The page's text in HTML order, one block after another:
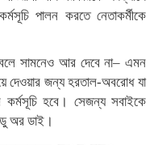
পালন করতে নেতাকর্মীকে
বলে সামনেও আর দেবে না– এমন
দেওয়ার জন্য হরতাল-অবরোধ যা
কর্মসূচি হবে। সেজন্য সবাইকে
অর ডাই।